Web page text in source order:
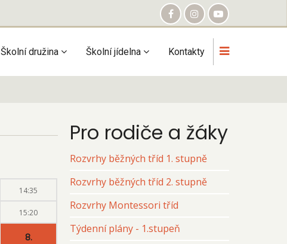
Školní družina Školní jídelna Kontakty
14:35
15:20
8.
Pro rodiče a žáky
Rozvrhy běžných tříd 1. stupně
Rozvrhy běžných tříd 2. stupně
Rozvrhy Montessori tříd
Týdenní plány - 1.stupeň